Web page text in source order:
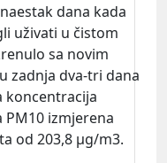
dana kada
uživati u čistom
sa novim
zadnja dva-tri dana
koncentracija
PM10 izmjerena
od 203,8 µg/m3.